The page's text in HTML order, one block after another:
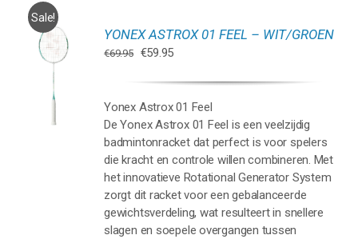
Sale!
YONEX ASTROX 01 FEEL – WIT/GROEN
€69.95
Oorspronkelijke
was:
€69.95.
€59.95Huidige
is:
€59.95.
Yonex Astrox 01 Feel
De Yonex Astrox 01 Feel is een veelzijdig
badmintonracket dat perfect is voor spelers
die kracht en controle willen combineren. Met
het innovatieve Rotational Generator System
zorgt dit racket voor een gebalanceerde
gewichtsverdeling, wat resulteert in snellere
slagen en soepele overgangen tussen